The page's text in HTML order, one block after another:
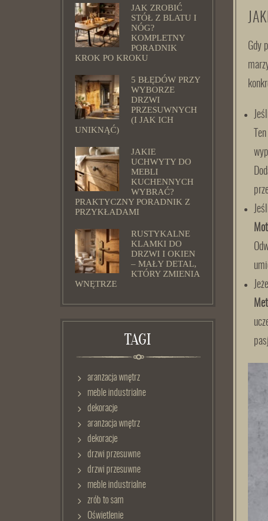
Gdy
JAK ZROBIĆ
STÓŁ Z BLATU I
NÓG?
KOMPLETNY
PORADNIK
KROK PO KROKU
5 BŁĘDÓW PRZY
WYBORZE
DRZWI
PRZESUWNYCH
(I JAK ICH
UNIKNĄĆ)
JAKIE
UCHWYTY DO
MEBLI
KUCHENNYCH
WYBRAĆ?
PRAKTYCZNY PORADNIK Z
PRZYKŁADAMI
RUSTYKALNE
KLAMKI DO
DRZWI I OKIEN
– MAŁY DETAL,
KTÓRY ZMIENIA
WNĘTRZE
TAGI
aranżacja wnętrz
meble industrialne
dekoracje
aranżacja wnętrz
dekoracje
drzwi przesuwne
drzwi przesuwne
meble industrialne
zrób to sam
Oświetlenie